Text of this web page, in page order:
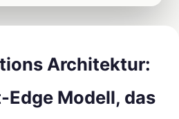
Architektur:
Edge Modell, das